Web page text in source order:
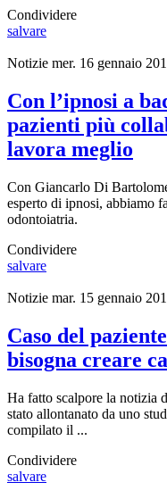
Condividere
salvare
Notizie mer. 16 gennaio
Con l’ipnosi a
pazienti più
lavora meglio
Con Giancarlo Di
esperto di ipnosi, abbiamo
odontoiatria.
Condividere
salvare
Notizie mar. 15 gennaio
Caso del
bisogna creare
Ha fatto scalpore la notizia
stato allontanato da uno
compilato il ...
Condividere
salvare